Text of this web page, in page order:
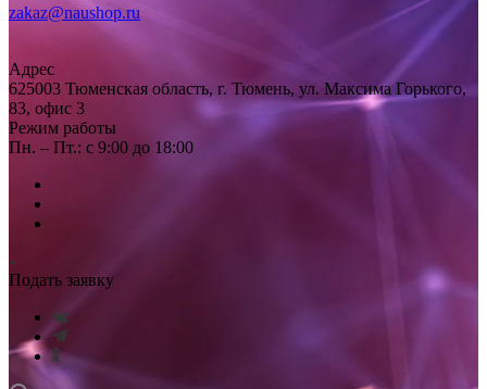
zakaz@naushop.ru
Адрес
625003 Тюменская область, г. Тюмень, ул. Максима Горького,
83, офис 3
Режим работы
Пн. – Пт.: с 9:00 до 18:00
Подать заявку